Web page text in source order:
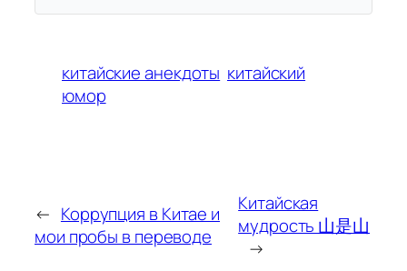
китайские анекдоты китайский
юмор
← Коррупция в Китае и
мои пробы в переводе
Китайская
мудрость 山是山
→